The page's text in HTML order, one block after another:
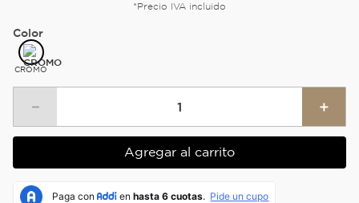
*Precio IVA incluido
Color
CROMO
＋
－
Agregar al carrito